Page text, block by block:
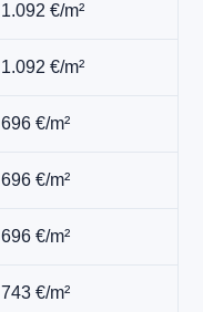
1.092 €/m²
1.092 €/m²
696 €/m²
696 €/m²
696 €/m²
743 €/m²